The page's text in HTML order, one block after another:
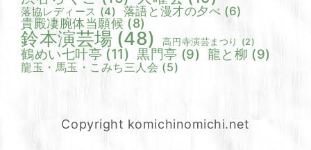
落協レディース (4) 落語と漫才の夕べ (6)
貴殿凄腕体当願候 (8)
鈴本演芸場 (48) 高円寺演芸まつり (2)
鶴めい七叶亭 (11) 黒門亭 (9) 龍と柳 (9)
龍玉・馬玉・こみち三人会 (5)
Copyright komichinomichi.net